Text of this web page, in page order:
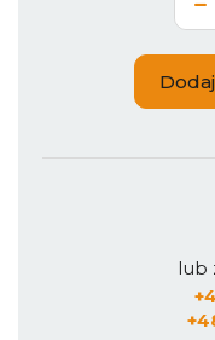
lub